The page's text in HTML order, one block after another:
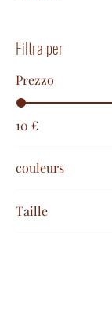
Filtra per
Prezzo
10 €
couleurs
Taille